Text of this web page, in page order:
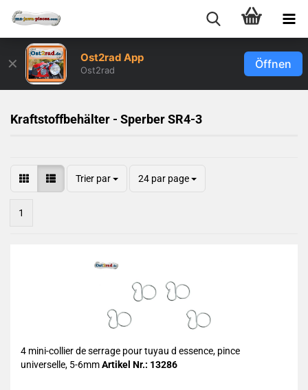
✕ Ost2rad App
Ost2rad Öffnen
Kraftstoffbehälter - Sperber SR4-3
Trier par 24 par page
1
4 mini-collier de serrage pour tuyau d essence, pince
universelle, 5-6mmArtikel Nr.: 13286